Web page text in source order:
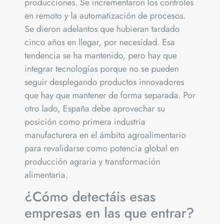
en remoto y la automatización de procesos.
Se dieron adelantos que hubieran tardado
cinco años en llegar, por necesidad. Esa
tendencia se ha mantenido, pero hay que
integrar tecnologías porque no se pueden
seguir desplegando productos innovadores
que hay que mantener de forma separada. Por
otro lado, España debe aprovechar su
posición como primera industria
manufacturera en el ámbito agroalimentario
para revalidarse como potencia global en
producción agraria y transformación
alimentaria.
¿Cómo detectáis esas
empresas en las que entrar?